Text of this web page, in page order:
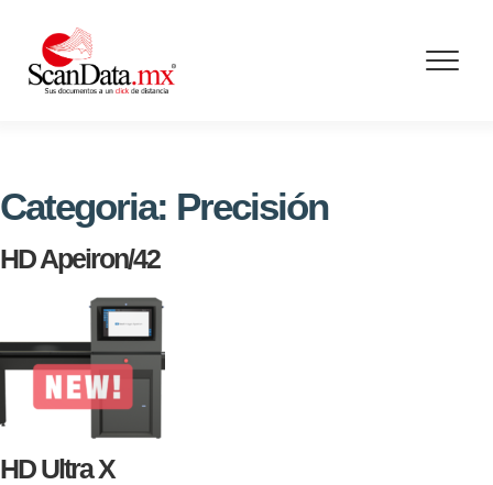
content
Categoria: Precisión
HD Apeiron/42
HD Ultra X